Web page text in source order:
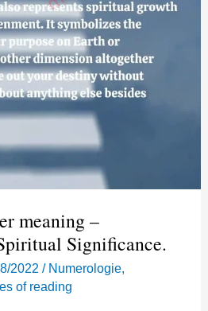
meaning –
Significance.
2022/ Numerologie,
of reading